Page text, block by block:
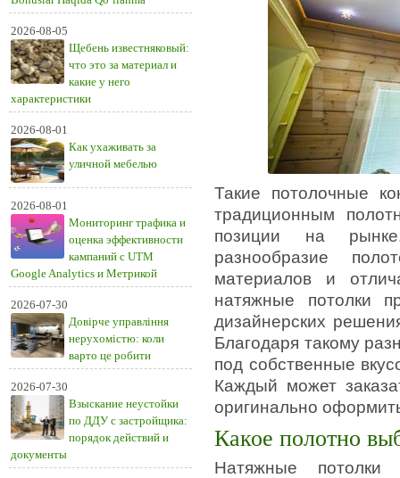
2026-08-05
Щебень известняковый:
что это за материал и
какие у него
характеристики
2026-08-01
Как ухаживать за
уличной мебелью
2026-08-01
Мониторинг трафика и
оценка эффективности
кампаний с UTM
Google Analytics и Метрикой
2026-07-30
Довірче управління
нерухомістю: коли
варто це робити
2026-07-30
Взыскание неустойки
по ДДУ с застройщика:
порядок действий и
документы
Такие потолочные
традиционным
позиции на
разнообразие
материалов и
натяжные потолки
дизайнерских
Благодаря такому
под собственные
Каждый может
оригинально
Какое полотно
Натяжные